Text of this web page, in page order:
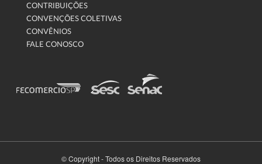
CONTRIBUIÇÕES
CONVENÇÕES COLETIVAS
CONVÊNIOS
FALE CONOSCO
© Copyright - Todos os Direitos Reservados